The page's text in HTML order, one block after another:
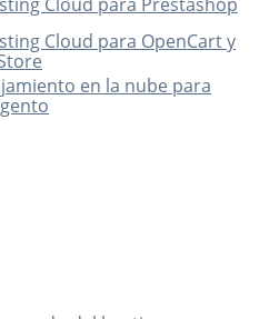
Cloud para OpenCart y
en la nube para